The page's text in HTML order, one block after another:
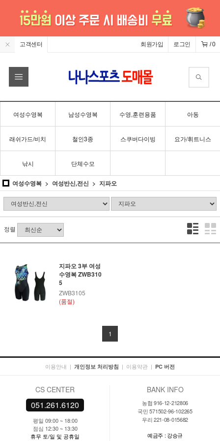
고객센터 /0
로그인
회원가입
여성수영복 남성수영복 수영,훈련용품 아동
래쉬가드/비치 철인3종 스쿠버다이빙 요가/휘트니스
낚시 단체수모
여성수영복 여성반신,전신 지파오
정렬
지파오 3부 여성
수영복 ZWB310
5
ZWB3105
(품절)
1
이용안내 | 개인정보 처리방침 | 이용약관 | PC 버전
CS CENTER
051.261.6120
평일 09:00 ~ 18:00
점심 12:30 ~ 13:30
휴무 토/일 및 공휴일
BANK INFO
농협 916-12-212806
국민 571502-96-102265
우리 221-08-015682
예금주 : 강승규